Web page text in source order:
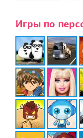
Игры по